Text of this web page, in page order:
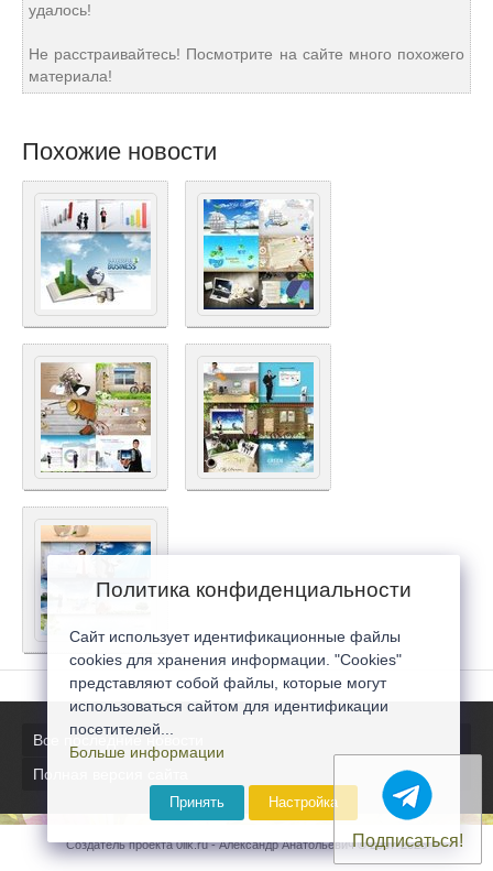
удалось!
Не расстраивайтесь! Посмотрите на сайте много похожего
материала!
Похожие новости
Все последние новости
Полная версия сайта
Создатель проекта 0lik.ru - Александр Анатольевич © 2007-2026
Подписаться!
Политика конфиденциальности
Сайт использует идентификационные файлы
cookies для хранения информации. "Cookies"
представляют собой файлы, которые могут
использоваться сайтом для идентификации
посетителей...
Больше информации
Принять Настройка